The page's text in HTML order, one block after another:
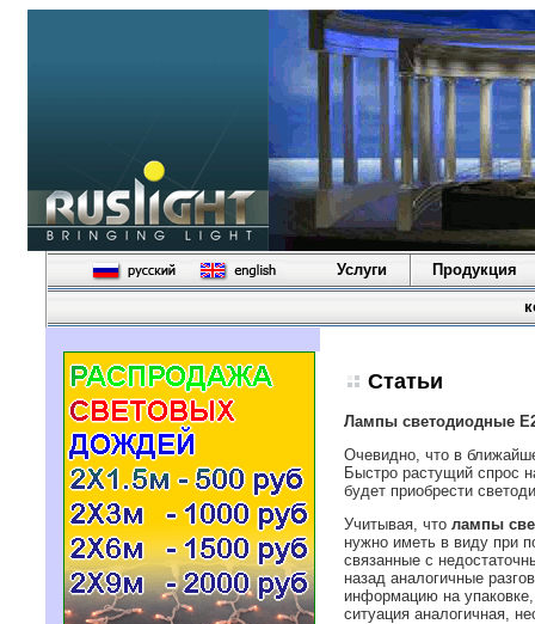
Услуги Продукция
Статьи
Лампы светодиодные
Очевидно, что в
Быстро растущий спрос
будет приобрести
Учитывая, что лампы
нужно иметь в виду при
связанные с
назад аналогичные
информацию на
ситуация аналогичная,